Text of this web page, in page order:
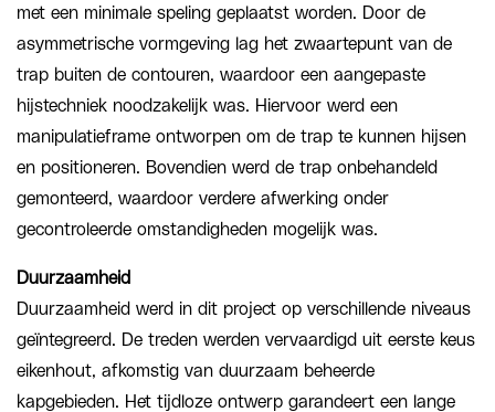
met een minimale speling geplaatst worden. Door de
asymmetrische vormgeving lag het zwaartepunt van de
trap buiten de contouren, waardoor een aangepaste
hijstechniek noodzakelijk was. Hiervoor werd een
manipulatieframe ontworpen om de trap te kunnen hijsen
en positioneren. Bovendien werd de trap onbehandeld
gemonteerd, waardoor verdere afwerking onder
gecontroleerde omstandigheden mogelijk was.
Duurzaamheid
Duurzaamheid werd in dit project op verschillende niveaus
geïntegreerd. De treden werden vervaardigd uit eerste keus
eikenhout, afkomstig van duurzaam beheerde
kapgebieden. Het tijdloze ontwerp garandeert een lange